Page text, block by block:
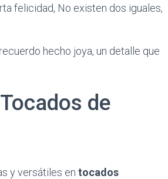
felicidad, No existen dos iguales,
hecho joya, un detalle que
de
y versátiles en tocados